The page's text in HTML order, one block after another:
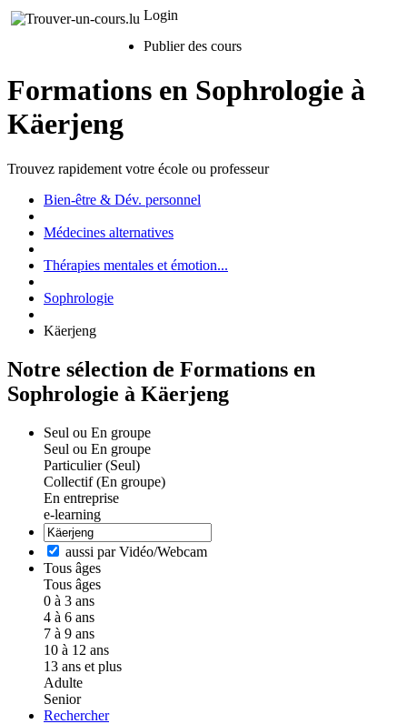
Login
Publier des cours
Formations en Sophrologie à
Käerjeng
Trouvez rapidement votre école ou professeur
Bien-être & Dév. personnel
Médecines alternatives
Thérapies mentales et émotion...
Sophrologie
Käerjeng
Notre sélection de Formations en
Sophrologie à Käerjeng
Seul ou En groupe
Seul ou En groupe
Particulier (Seul)
Collectif (En groupe)
En entreprise
e-learning
aussi par Vidéo/Webcam
Tous âges
Tous âges
0 à 3 ans
4 à 6 ans
7 à 9 ans
10 à 12 ans
13 ans et plus
Adulte
Senior
Rechercher